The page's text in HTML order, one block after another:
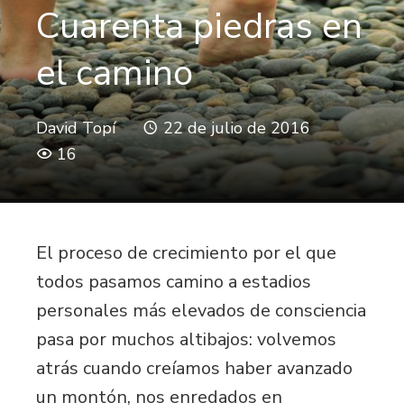
Cuarenta piedras en
el camino
David Topí
22 de julio de 2016
16
El proceso de crecimiento por el que
todos pasamos camino a estadios
personales más elevados de consciencia
pasa por muchos altibajos: volvemos
atrás cuando creíamos haber avanzado
un montón, nos enredados en